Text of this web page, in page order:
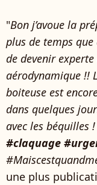
"Bon j’avoue la
plus de temps
de devenir
aérodynamique !!
boiteuse est
dans quelques
avec les béquilles
#claquage
une plus